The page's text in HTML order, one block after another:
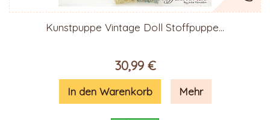
Kunstpuppe Vintage Doll Stoffpuppe...
30,99 €
In den Warenkorb Mehr